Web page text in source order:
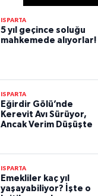
ISPARTA
5 yıl geçince soluğu
mahkemede alıyorlar!
ISPARTA
Eğirdir Gölü’nde
Kerevit Avı Sürüyor,
Ancak Verim Düşüşte
ISPARTA
Emekliler kaç yıl
yaşayabiliyor? İşte o